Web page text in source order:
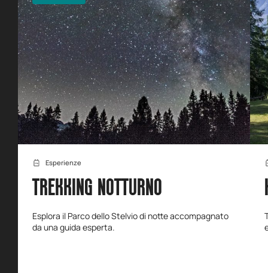
Esperienze
TREKKING NOTTURNO
Esplora il Parco dello Stelvio di notte accompagnato
da una guida esperta.